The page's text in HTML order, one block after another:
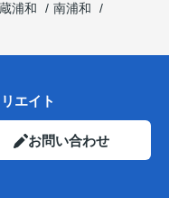
浦和
南浦和
エイト
お問い合わせ